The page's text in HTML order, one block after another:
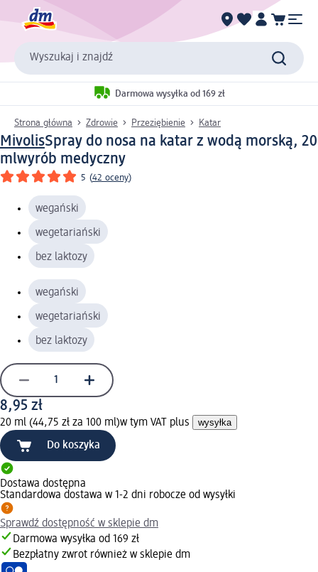
Wyszukaj i znajdź
Darmowa wysyłka od 169 zł
Strona główna Zdrowie Przeziębienie Katar
MivolisSpray do nosa na katar z wodą morską, 20
mlwyrób medyczny
5 (42 oceny)
wegański
wegetariański
bez laktozy
wegański
wegetariański
bez laktozy
8,95 zł
20 ml (44,75 zł za 100 ml)w tym VAT plus wysyłka
Do koszyka
Dostawa dostępna
Standardowa dostawa w 1-2 dni robocze od wysyłki
Sprawdź dostępność w sklepie dm
Darmowa wysyłka od 169 zł
Bezpłatny zwrot również w sklepie dm